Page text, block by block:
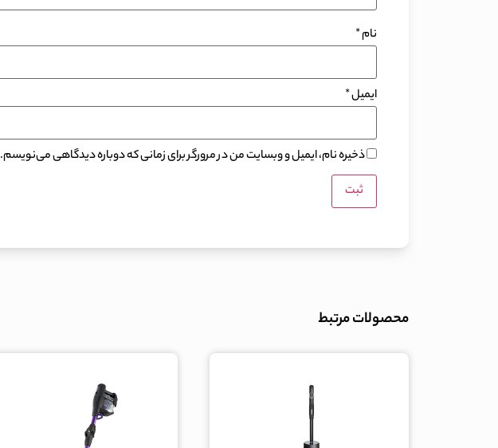
نام*
ایمیل*
ذخیره نام، ایمیل و وبسایت من در مرورگر برای زمانی که دوباره دیدگاهی می‌نویسم.
محصولات مرتبط